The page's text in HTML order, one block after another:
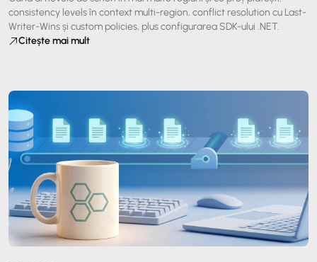
consistency levels în context multi-region, conflict resolution cu Last-
Writer-Wins și custom policies, plus configurarea SDK-ului .NET.
Citește mai mult